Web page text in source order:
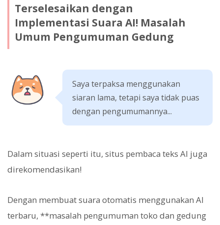
Terselesaikan dengan
Implementasi Suara AI! Masalah
Umum Pengumuman Gedung
Saya terpaksa menggunakan
siaran lama, tetapi saya tidak puas
dengan pengumumannya...
Dalam situasi seperti itu, situs pembaca teks AI juga
direkomendasikan!
Dengan membuat suara otomatis menggunakan AI
terbaru, **masalah pengumuman toko dan gedung